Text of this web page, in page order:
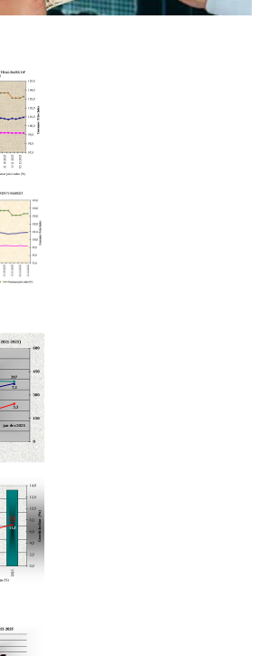
министра индустрии высоких технологий
по стандартам Hotelstars Union